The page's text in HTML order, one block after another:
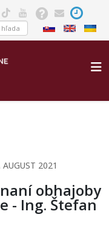
AUGUST 2021
obhajoby
- Ing. Štefan